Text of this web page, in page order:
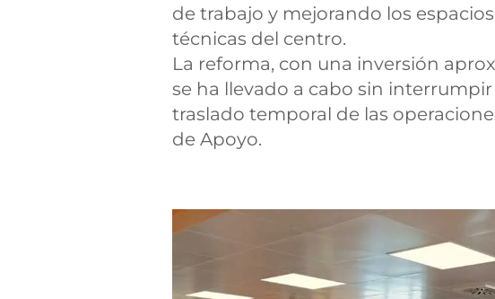
de trabajo y mejorando los
técnicas del centro.
La reforma, con una inversión
se ha llevado a cabo sin
traslado temporal de las
de Apoyo.